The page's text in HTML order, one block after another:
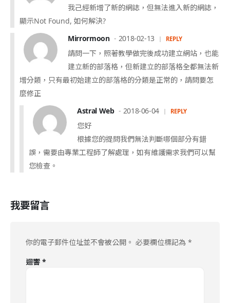
我己經新增了新的網誌，但無法進入新的網誌，
顯示Not Found, 如何解決?
Mirrormoon
2018-02-13 REPLY
請問一下，照著教學做完後成功建立網站，也能
建立新的部落格，但新建立的部落格全都無法新
增分類，只有最初始建立的部落格的分類是正常的，請問要怎
麼修正
Astral Web
2018-06-04 REPLY
您好
根據您的提問我們無法判斷哪個部分有錯
誤，需要由專業工程師了解處理，如有維護需求我們可以幫
您檢查。
我要留言
你的電子郵件位址並不會被公開。 必要欄位標記為 *
迴響 *